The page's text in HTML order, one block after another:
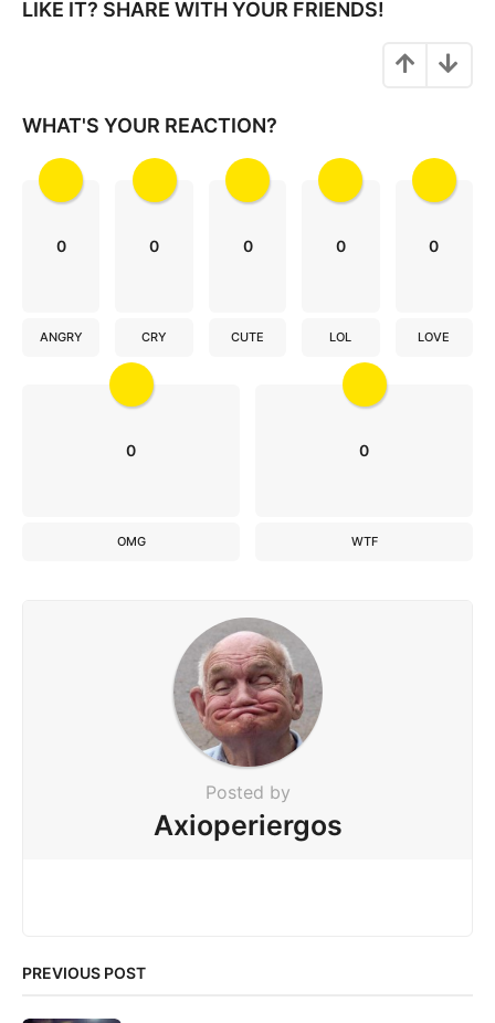
i
i
LIKE IT? SHARE WITH YOUR FRIENDS!
WHAT'S YOUR REACTION?
0
ANGRY
0
CRY
0
CUTE
0
LOL
0
LOVE
0
OMG
0
WTF
Posted by
Axioperiergos
PREVIOUS POST